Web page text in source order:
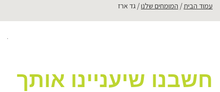
עמוד הבית המומחים שלנו גד ארז
חשבנו שיעניינו אותך